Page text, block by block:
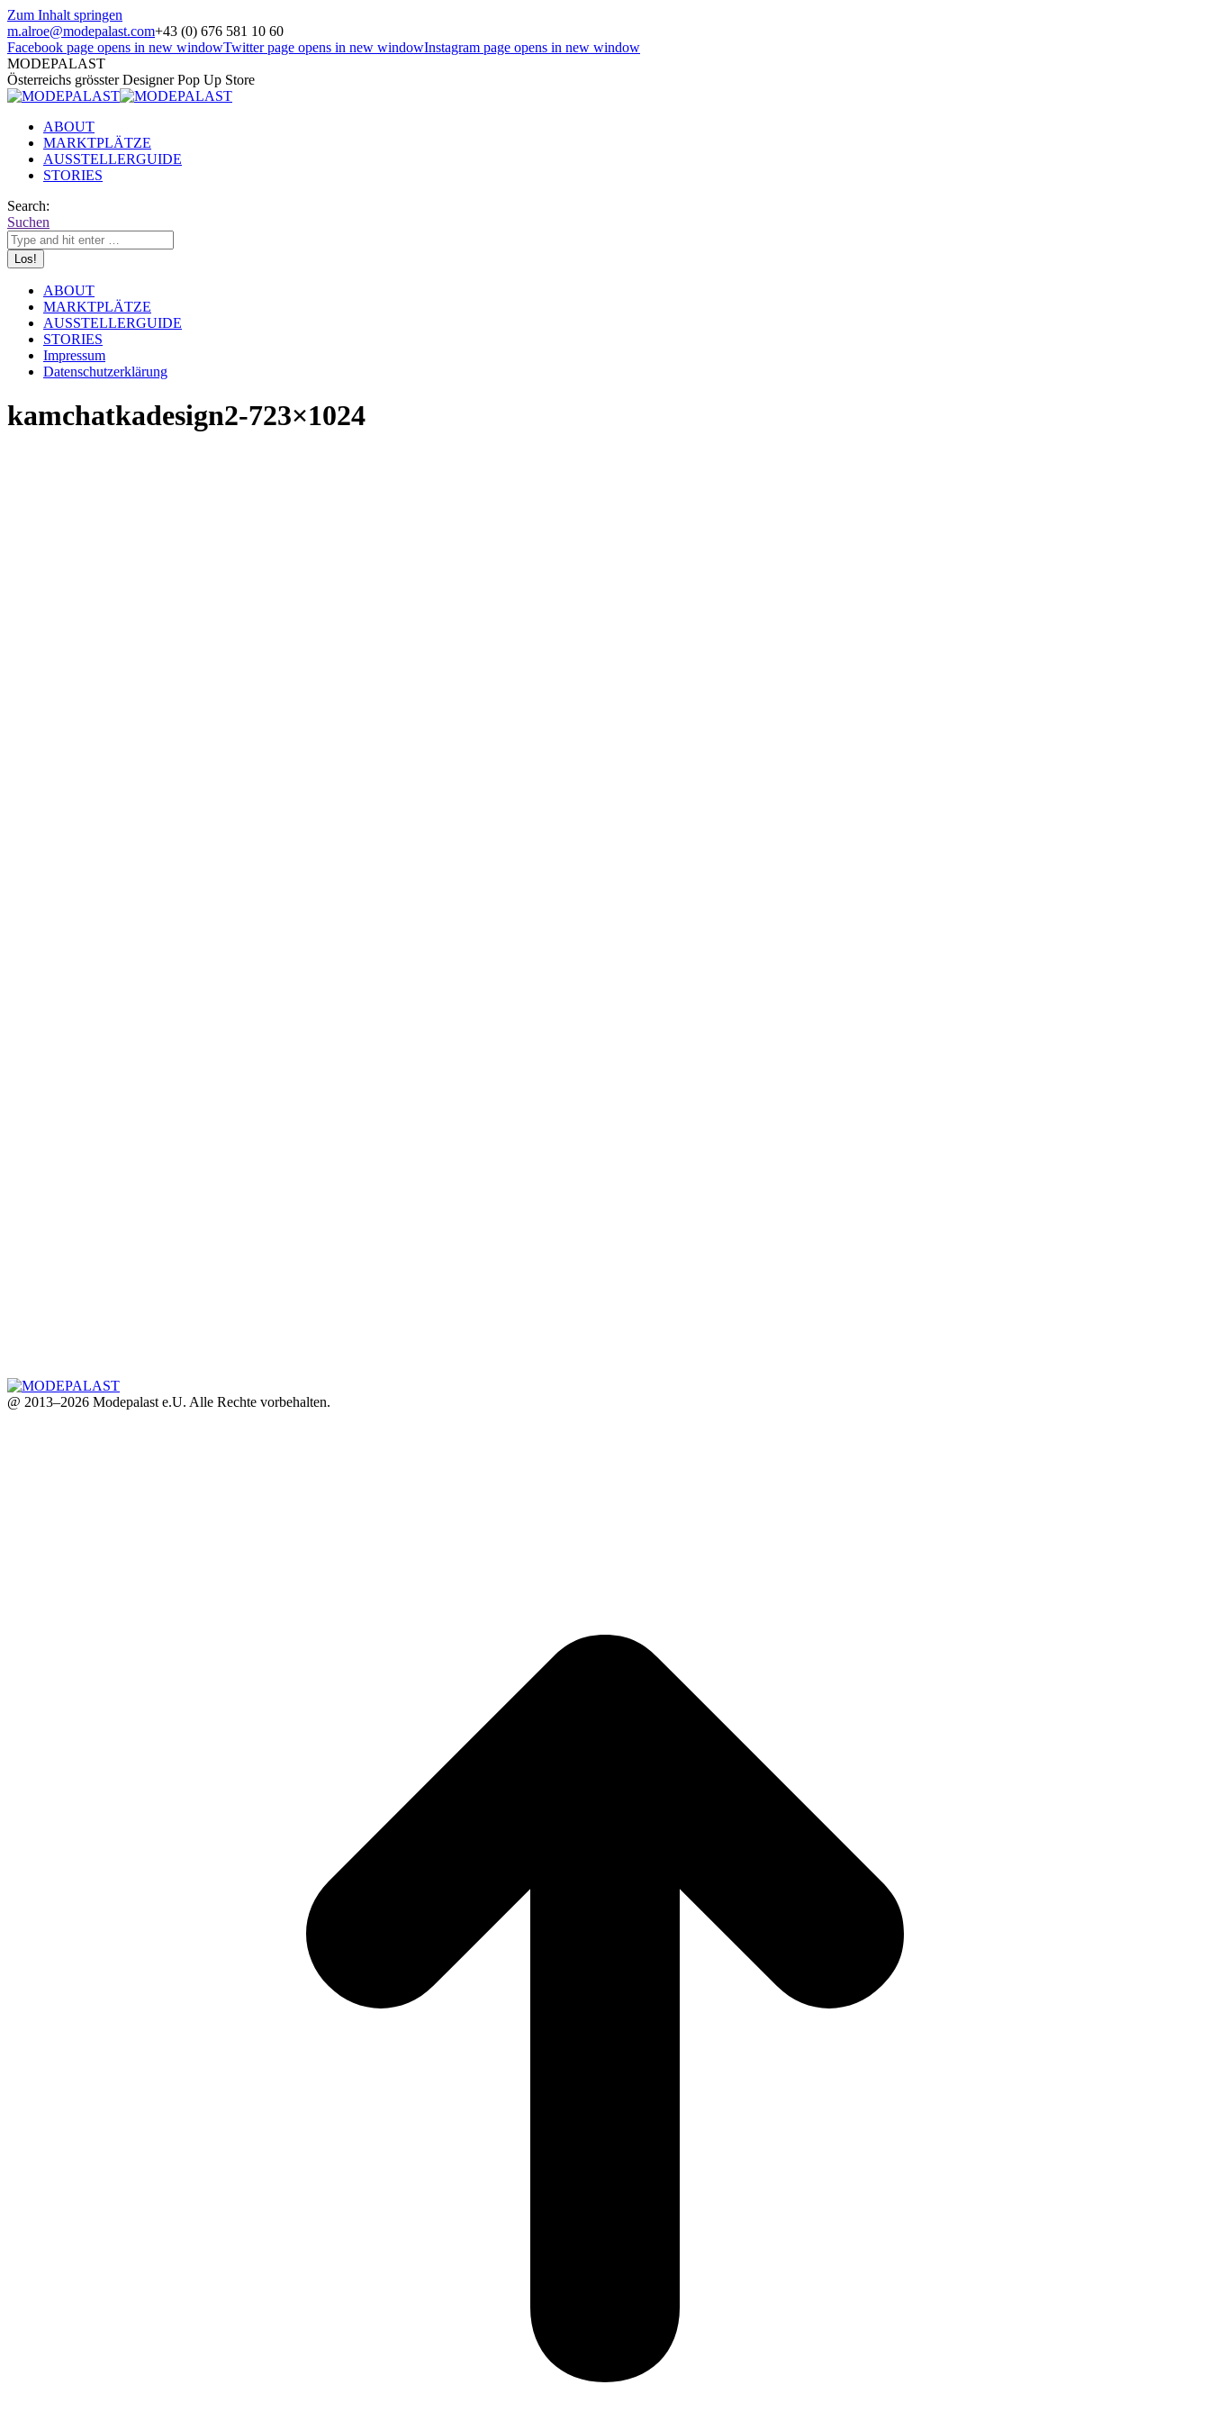
Zum Inhalt springen
m.alroe@modepalast.com+43 (0) 676 581 10 60
Facebook page opens in new windowTwitter page opens in new windowInstagram page opens in new window
MODEPALAST
Österreichs grösster Designer Pop Up Store
ABOUT
MARKTPLÄTZE
AUSSTELLERGUIDE
STORIES
Search:
Suchen
ABOUT
MARKTPLÄTZE
AUSSTELLERGUIDE
STORIES
Impressum
Datenschutzerklärung
kamchatkadesign2-723×1024
@ 2013–2026 Modepalast e.U. Alle Rechte vorbehalten.